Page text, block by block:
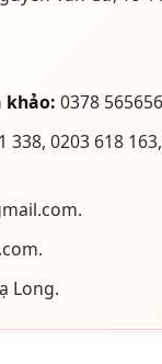
khảo: 0378
338, 0203 618
Long.